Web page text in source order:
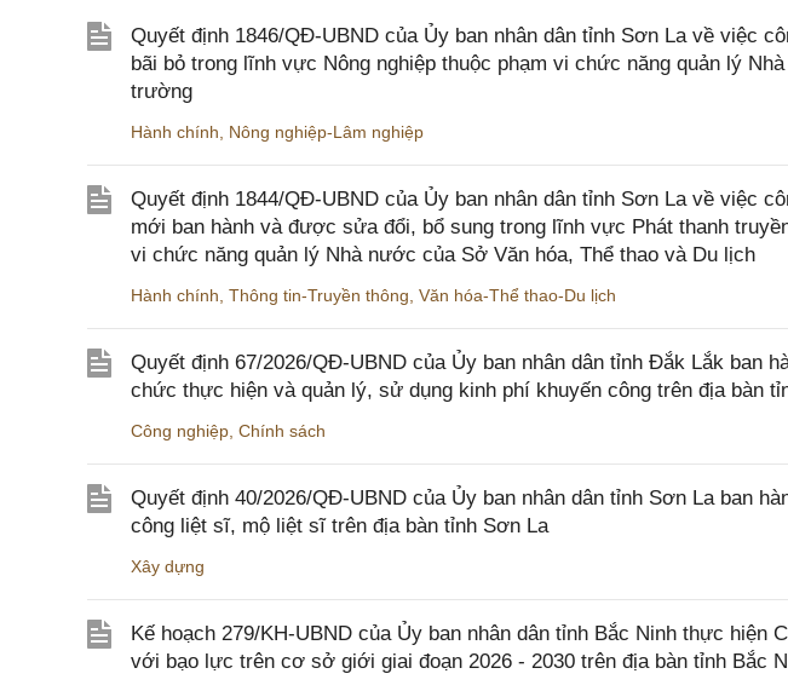
Quyết định 1846/QĐ-UBND của Ủy ban nhân dân tỉnh Sơn La về việc
bãi bỏ trong lĩnh vực Nông nghiệp thuộc phạm vi chức năng quản lý
trường
Hành chính Nông nghiệp-Lâm nghiệp
Quyết định 1844/QĐ-UBND của Ủy ban nhân dân tỉnh Sơn La về việc
mới ban hành và được sửa đổi, bổ sung trong lĩnh vực Phát thanh
vi chức năng quản lý Nhà nước của Sở Văn hóa, Thể thao và Du lịch
Hành chính Thông tin-Truyền thông Văn hóa-Thể thao-Du lịch
Quyết định 67/2026/QĐ-UBND của Ủy ban nhân dân tỉnh Đắk Lắk ban
chức thực hiện và quản lý, sử dụng kinh phí khuyến công trên địa bàn
Công nghiệp Chính sách
Quyết định 40/2026/QĐ-UBND của Ủy ban nhân dân tỉnh Sơn La ban
công liệt sĩ, mộ liệt sĩ trên địa bàn tỉnh Sơn La
Xây dựng
Kế hoạch 279/KH-UBND của Ủy ban nhân dân tỉnh Bắc Ninh thực hiện
với bạo lực trên cơ sở giới giai đoạn 2026 - 2030 trên địa bàn tỉnh Bắc